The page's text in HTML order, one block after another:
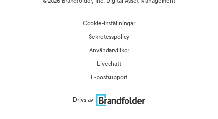
·
Cookie-inställningar
Sekretesspolicy
Användarvillkor
Livechatt
E-postsupport
Drivs av